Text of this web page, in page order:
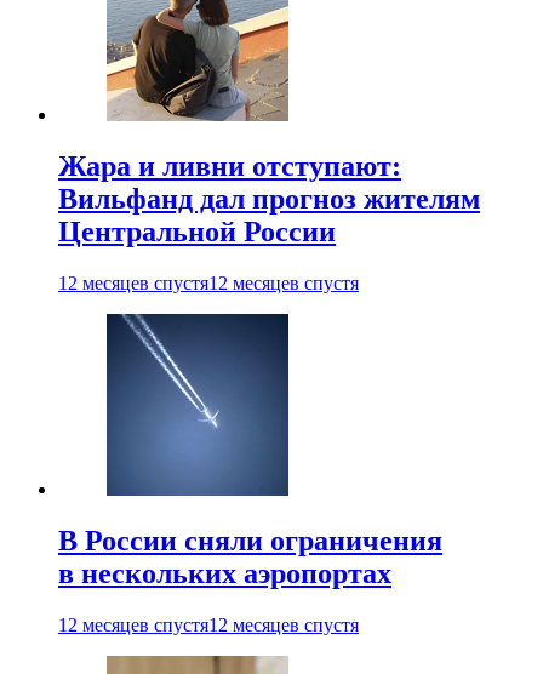
Жара и ливни отступают:
Вильфанд дал прогноз жителям
Центральной России
12 месяцев спустя12 месяцев спустя
В России сняли ограничения
в нескольких аэропортах
12 месяцев спустя12 месяцев спустя